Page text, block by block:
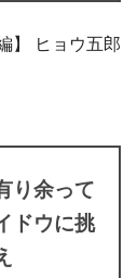
】 ヒョウ五郎
り余って
ドウに挑